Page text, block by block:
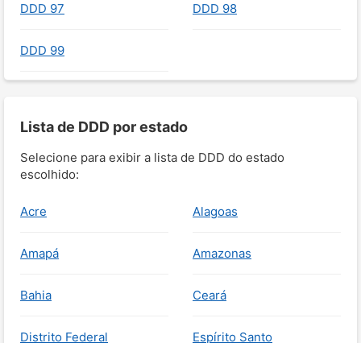
DDD 97 DDD 98
DDD 99
Lista de DDD por estado
Selecione para exibir a lista de DDD do estado
escolhido:
Acre Alagoas
Amapá Amazonas
Bahia Ceará
Distrito Federal Espírito Santo